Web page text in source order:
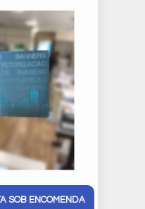
SOB ENCOMENDA